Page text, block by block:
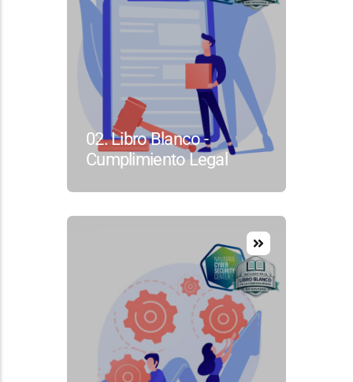
02. Libro Blanco -
Cumplimiento Legal